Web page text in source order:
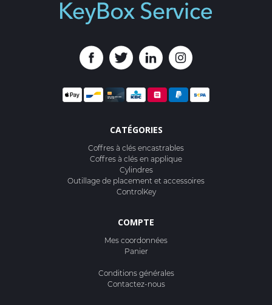
CATÉGORIES
Coffres à clés encastrables
Coffres à clés en applique
Cylindres
Outillage de placement et accessoires
ControlKey
COMPTE
Mes coordonnées
Panier
Conditions générales
Contactez-nous